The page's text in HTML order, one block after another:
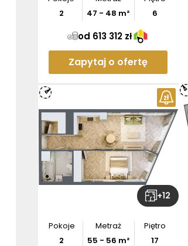
2
47 - 48 m²
6
od 613 312 zł
Zapytaj o ofertę
+12
Pokoje
2
Metraż
55 - 56 m²
Piętro
17